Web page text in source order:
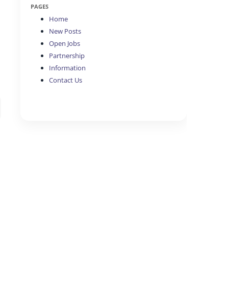
PAGES
Home
New Posts
Open Jobs
Partnership
Information
Contact Us